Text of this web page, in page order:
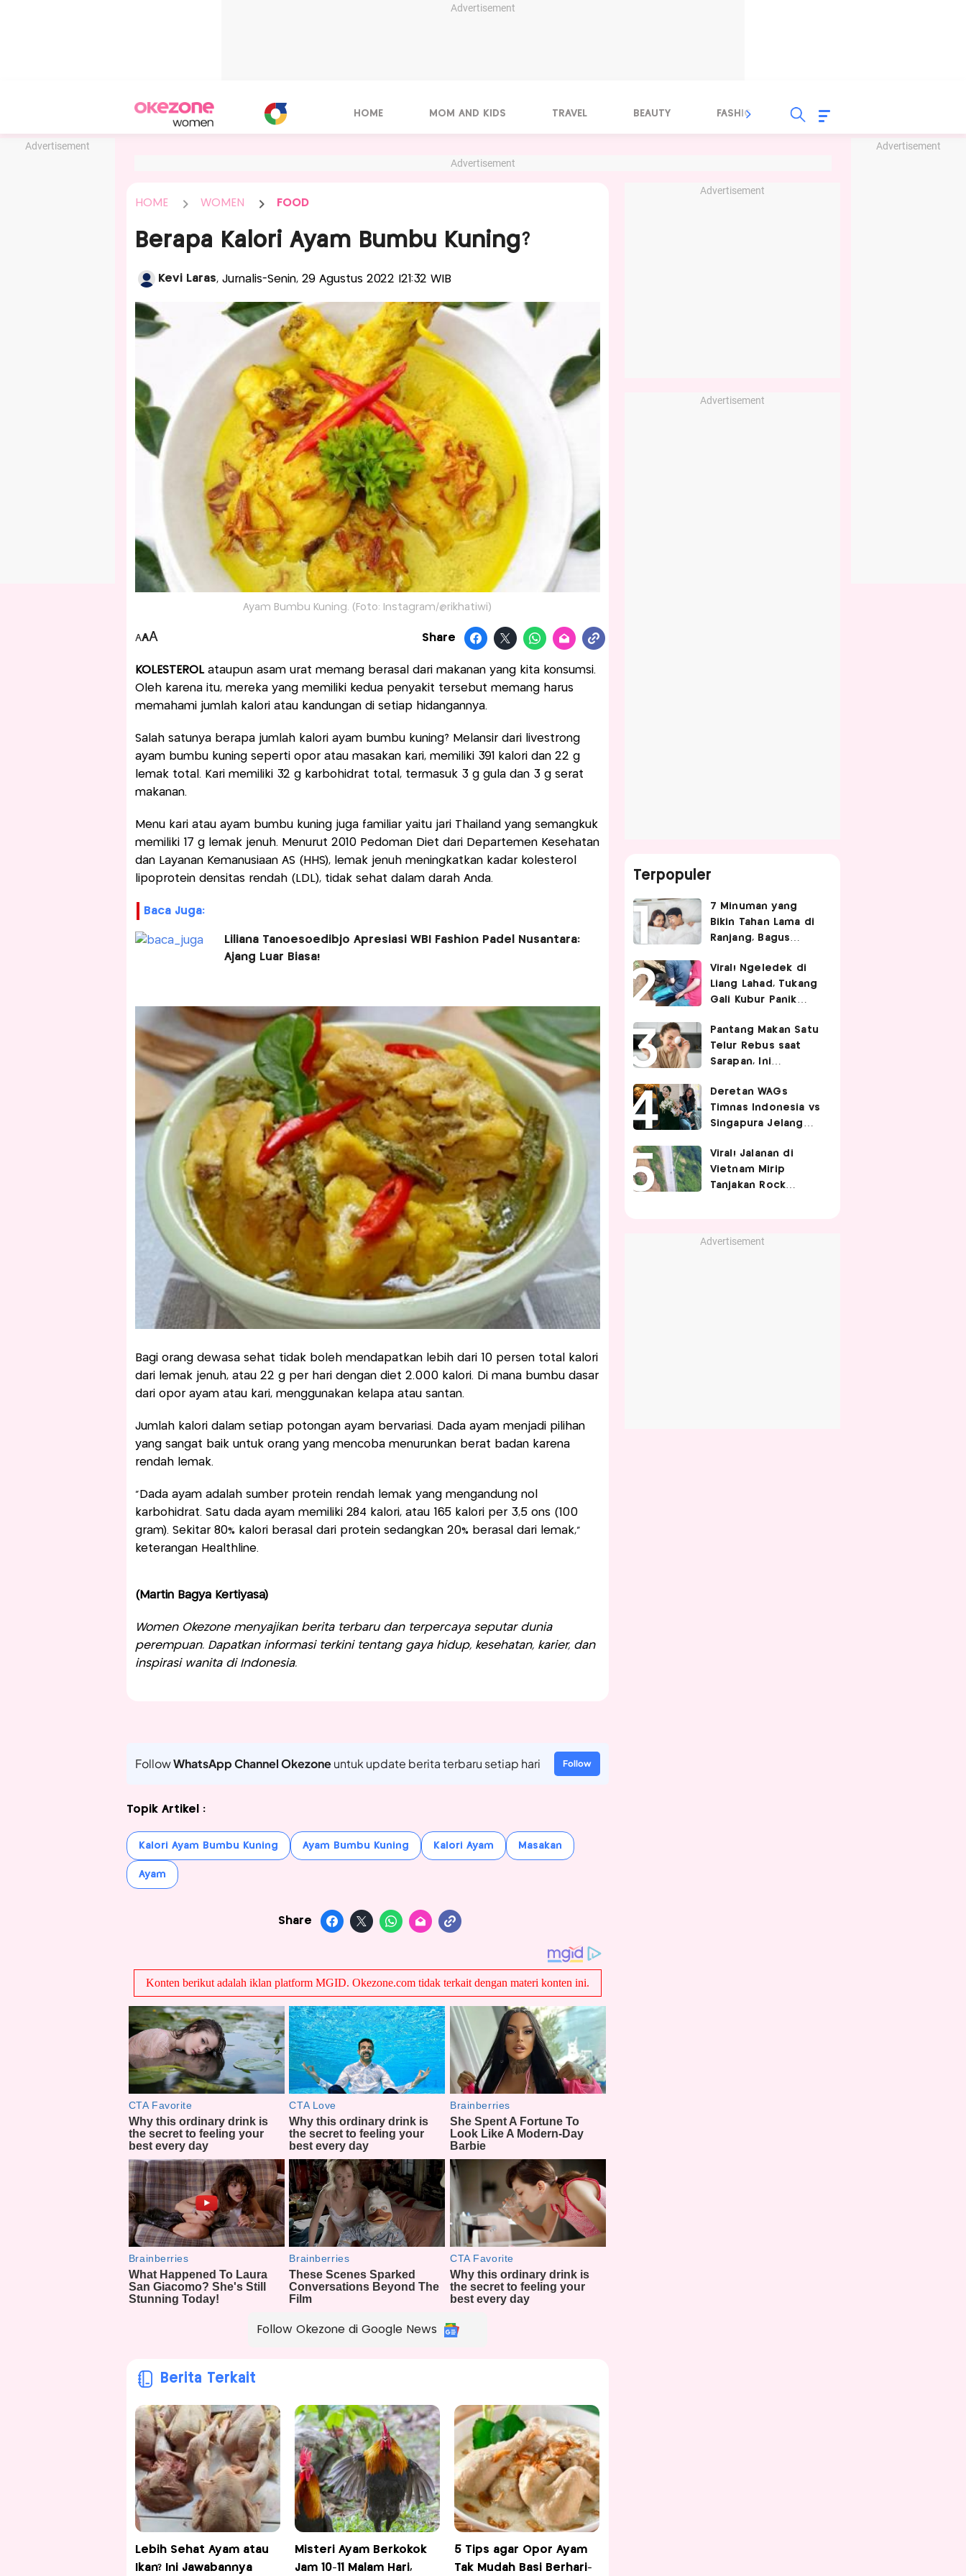
Advertisement
Advertisement Advertisement
HOME MOM AND KIDS TRAVEL BEAUTY FASHION FOOD
Advertisement
HOME WOMEN FOOD
Berapa Kalori Ayam Bumbu Kuning?
Kevi Laras, Jurnalis-Senin, 29 Agustus 2022 |21:32 WIB
Ayam Bumbu Kuning. (Foto: Instagram/@rikhatiwi)
AAA Share
KOLESTEROL ataupun asam urat memang berasal dari makanan yang kita konsumsi.
Oleh karena itu, mereka yang memiliki kedua penyakit tersebut memang harus
memahami jumlah kalori atau kandungan di setiap hidangannya.
Salah satunya berapa jumlah kalori ayam bumbu kuning? Melansir dari livestrong
ayam bumbu kuning seperti opor atau masakan kari, memiliki 391 kalori dan 22 g
lemak total. Kari memiliki 32 g karbohidrat total, termasuk 3 g gula dan 3 g serat
makanan.
Menu kari atau ayam bumbu kuning juga familiar yaitu jari Thailand yang semangkuk
memiliki 17 g lemak jenuh. Menurut 2010 Pedoman Diet dari Departemen Kesehatan
dan Layanan Kemanusiaan AS (HHS), lemak jenuh meningkatkan kadar kolesterol
lipoprotein densitas rendah (LDL), tidak sehat dalam darah Anda.
Baca Juga:
Liliana Tanoesoedibjo Apresiasi WBI Fashion Padel Nusantara:
Ajang Luar Biasa!
Bagi orang dewasa sehat tidak boleh mendapatkan lebih dari 10 persen total kalori
dari lemak jenuh, atau 22 g per hari dengan diet 2.000 kalori. Di mana bumbu dasar
dari opor ayam atau kari, menggunakan kelapa atau santan.
Jumlah kalori dalam setiap potongan ayam bervariasi. Dada ayam menjadi pilihan
yang sangat baik untuk orang yang mencoba menurunkan berat badan karena
rendah lemak.
"Dada ayam adalah sumber protein rendah lemak yang mengandung nol
karbohidrat. Satu dada ayam memiliki 284 kalori, atau 165 kalori per 3,5 ons (100
gram). Sekitar 80% kalori berasal dari protein sedangkan 20% berasal dari lemak,"
keterangan Healthline.
(Martin Bagya Kertiyasa)
Women Okezone menyajikan berita terbaru dan terpercaya seputar dunia
perempuan. Dapatkan informasi terkini tentang gaya hidup, kesehatan, karier, dan
inspirasi wanita di Indonesia.
FollowWhatsApp Channel Okezoneuntuk update berita terbaru setiap hari Follow
Topik Artikel :
Kalori Ayam Bumbu Kuning Ayam Bumbu Kuning Kalori Ayam Masakan
Ayam
Share
Follow Okezone di Google News
Berita Terkait
Lebih Sehat Ayam atau
Ikan? Ini Jawabannya
Misteri Ayam Berkokok
Jam 10-11 Malam Hari,
5 Tips agar Opor Ayam
Tak Mudah Basi Berhari-
Advertisement
Advertisement
Terpopuler
7 Minuman yang
Bikin Tahan Lama di
Ranjang, Bagus
Hubungan Intim
Viral! Ngeledek di
Liang Lahad, Tukang
Gali Kubur Panik
Pantang Makan Satu
Telur Rebus saat
Sarapan, Ini
Ahli Gizi!
Deretan WAGs
Timnas Indonesia vs
Singapura Jelang
AFF 2026, Siapa
Paling Curi
Perhatian?
Viral! Jalanan di
Vietnam Mirip
Tanjakan Rock
Advertisement